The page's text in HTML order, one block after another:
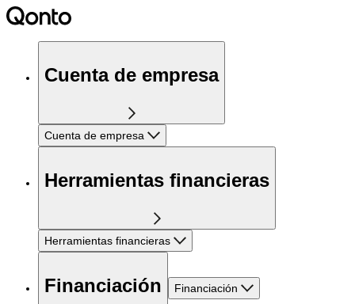
Cuenta de empresa
Cuenta de empresa
Herramientas financieras
Herramientas financieras
Financiación Financiación